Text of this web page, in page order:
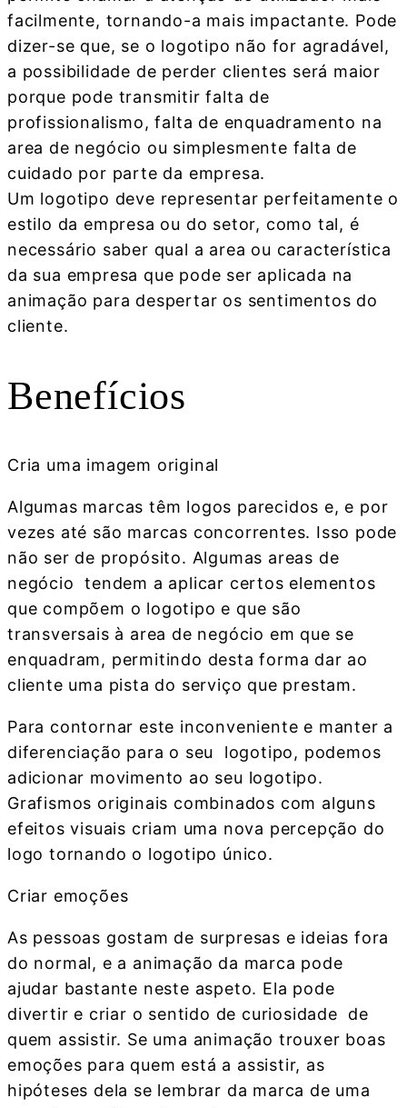
facilmente, tornando-a mais impactante. Pode
dizer-se que, se o logotipo não for agradável,
a possibilidade de perder clientes será maior
porque pode transmitir falta de
profissionalismo, falta de enquadramento na
area de negócio ou simplesmente falta de
cuidado por parte da empresa.
Um logotipo deve representar perfeitamente o
estilo da empresa ou do setor, como tal, é
necessário saber qual a area ou característica
da sua empresa que pode ser aplicada na
animação para despertar os sentimentos do
cliente.
Benefícios
Cria uma imagem original
Algumas marcas têm logos parecidos e, e por
vezes até são marcas concorrentes. Isso pode
não ser de propósito. Algumas areas de
negócio tendem a aplicar certos elementos
que compõem o logotipo e que são
transversais à area de negócio em que se
enquadram, permitindo desta forma dar ao
cliente uma pista do serviço que prestam.
Para contornar este inconveniente e manter a
diferenciação para o seu logotipo, podemos
adicionar movimento ao seu logotipo.
Grafismos originais combinados com alguns
efeitos visuais criam uma nova percepção do
logo tornando o logotipo único.
Criar emoções
As pessoas gostam de surpresas e ideias fora
do normal, e a animação da marca pode
ajudar bastante neste aspeto. Ela pode
divertir e criar o sentido de curiosidade de
quem assistir. Se uma animação trouxer boas
emoções para quem está a assistir, as
hipóteses dela se lembrar da marca de uma